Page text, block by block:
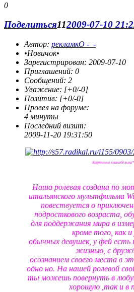
0
Поделиться112009-07-10
Автор: рекламкО -_-
•Новичок•
Зарегистрирован: 2009-07-10
Приглашений: 0
Сообщений: 2
Уважение: [+0/-0]
Позитив: [+0/-0]
Провел на форуме:
4 минуты
Последний визит:
2009-11-20 19:31:50
Картинка кликабельна*
Наша ролевая создана по
итальянского мультфильма
повествуется о
подросткового возраста,
для поддержания мира в
кроме того, как и
обычных девушек, у фей есть
жизнью, с
осознанием своего места в
одно но. На нашей ролевой
ты можешь повернуть в
хорошую ,так и в